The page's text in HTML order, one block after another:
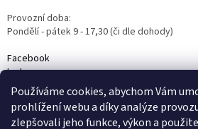
Používáme cookies, abychom Vám
prohlížení webu a díky analýze
zlepšovali jeho funkce, výkon a
Provozní doba:
Pondělí - pátek 9 - 17,30 (či dle dohody)
Facebook
Instagram
YouTube